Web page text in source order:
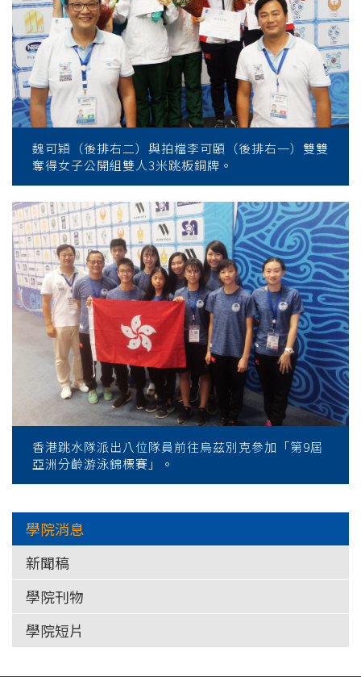
魏可穎（後排右二）與拍檔李可頣（後排右一）雙雙
奪得女子公開組雙人3米跳板銅牌。
香港跳水隊派出八位隊員前往烏茲別克參加「第9屆
亞洲分齡游泳錦標賽」。
學院消息
新聞稿
學院刊物
學院短片